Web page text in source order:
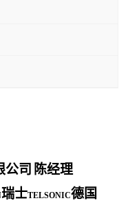
司 陈经理
瑞士TELSONIC德国